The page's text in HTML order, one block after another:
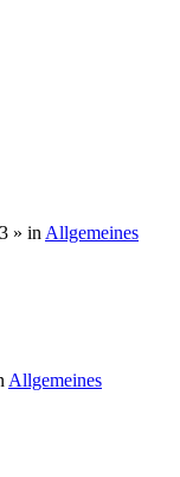
» in Allgemeines
Allgemeines